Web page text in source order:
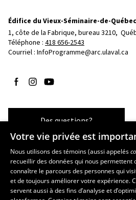
Édifice du Vieux-Séminaire-de-Québec
1, côte de la Fabrique, bureau 3210,
Téléphone : 418 656-2543
Courriel : InfoProgramme@arc.ulaval.ca
Suivez-nous sur Facebook
Suivez-nous sur Instagram
Suivez-nous sur YouTube
Des questions?
Les écoles et la recherche
École d’art
École supérieure d’aménagement du
Votre vie privée est
Nous utilisons des témoins (aussi appelés
recueillir des données qui nous permettent
connaître le parcours des personnes qui
et de toujours améliorer votre expérience.
servent aussi à des fins d’analyse et